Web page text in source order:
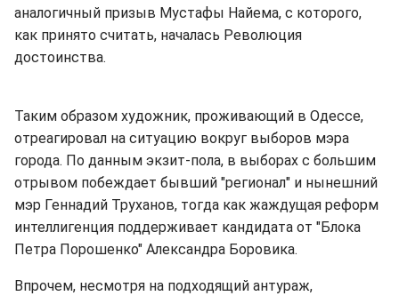
аналогичный призыв Мустафы Найема, с которого,
как принято считать, началась Революция
достоинства.
Таким образом художник, проживающий в Одессе,
отреагировал на ситуацию вокруг выборов мэра
города. По данным экзит-пола, в выборах с большим
отрывом побеждает бывший "регионал" и нынешний
мэр Геннадий Труханов, тогда как жаждущая реформ
интеллигенция поддерживает кандидата от "Блока
Петра Порошенко" Александра Боровика.
Впрочем, несмотря на подходящий антураж,